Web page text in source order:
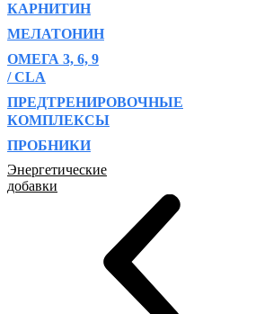
КАРНИТИН
МЕЛАТОНИН
ОМЕГА 3, 6, 9
/ CLA
ПРЕДТРЕНИРОВОЧНЫЕ
КОМПЛЕКСЫ
ПРОБНИКИ
Энергетические
добавки